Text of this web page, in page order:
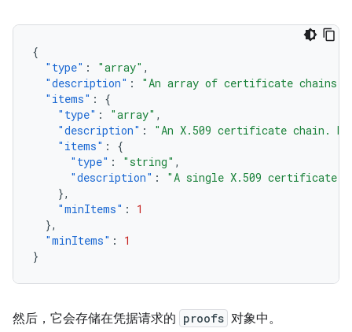
{
"type" : "array" ,
"description" :
"An array of certificate chains.
"items" :
{
"type" : "array" ,
"description" :
"An X.509 certificate chain.
"items" :
{
"type" : "string" ,
"description" :
"A single X.509 certificate
},
"minItems" :
1
},
"minItems" :
1
}
然后，它会存储在凭据请求的 proofs 对象中。